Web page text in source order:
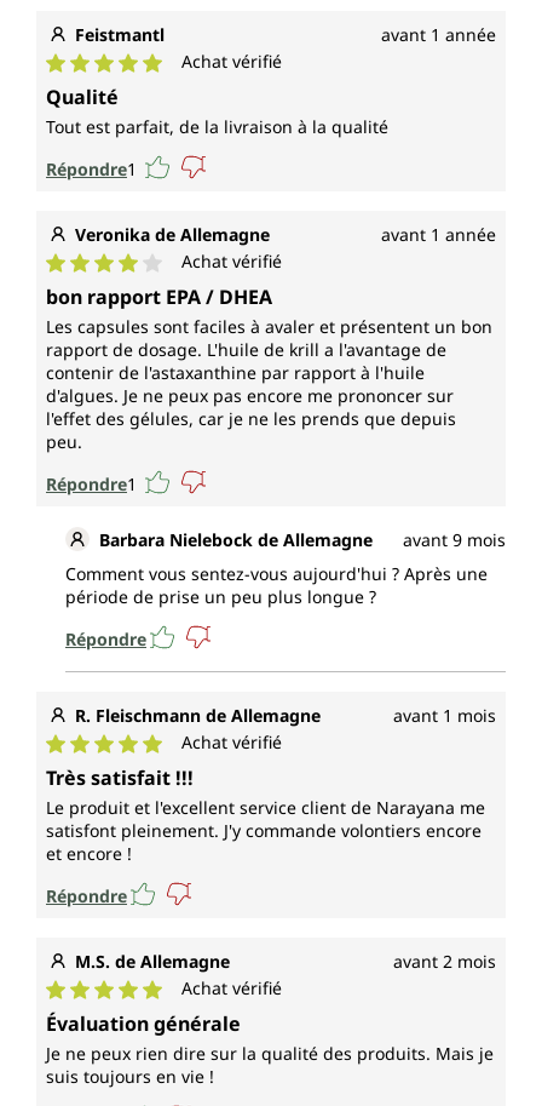
Feistmantl avant 1 année
Note moyenne de 5 sur 5 étoiles
Achat vérifié
Qualité
Tout est parfait, de la livraison à la qualité
Répondre1
Veronika de Allemagne avant 1 année
Note moyenne de 4 sur 5 étoiles
Achat vérifié
bon rapport EPA / DHEA
Les capsules sont faciles à avaler et présentent un bon
rapport de dosage. L'huile de krill a l'avantage de
contenir de l'astaxanthine par rapport à l'huile
d'algues. Je ne peux pas encore me prononcer sur
l'effet des gélules, car je ne les prends que depuis
peu.
Répondre1
Barbara Nielebock de Allemagne
avant 9 mois
Comment vous sentez-vous aujourd'hui ? Après une
période de prise un peu plus longue ?
Répondre
R. Fleischmann de Allemagne avant 1 mois
Note moyenne de 5 sur 5 étoiles
Achat vérifié
Très satisfait !!!
Le produit et l'excellent service client de Narayana me
satisfont pleinement. J'y commande volontiers encore
et encore !
Répondre
M.S. de Allemagne avant 2 mois
Note moyenne de 5 sur 5 étoiles
Achat vérifié
Évaluation générale
Je ne peux rien dire sur la qualité des produits. Mais je
suis toujours en vie !